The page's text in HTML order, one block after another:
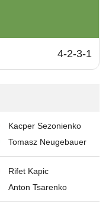
4-2-3-1
Kacper Sezonienko
Tomasz Neugebauer
Rifet Kapic
Anton Tsarenko